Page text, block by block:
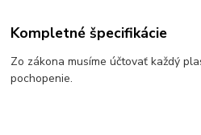
Kompletné špecifikácie
Zo zákona musíme účtovať každý
pochopenie.